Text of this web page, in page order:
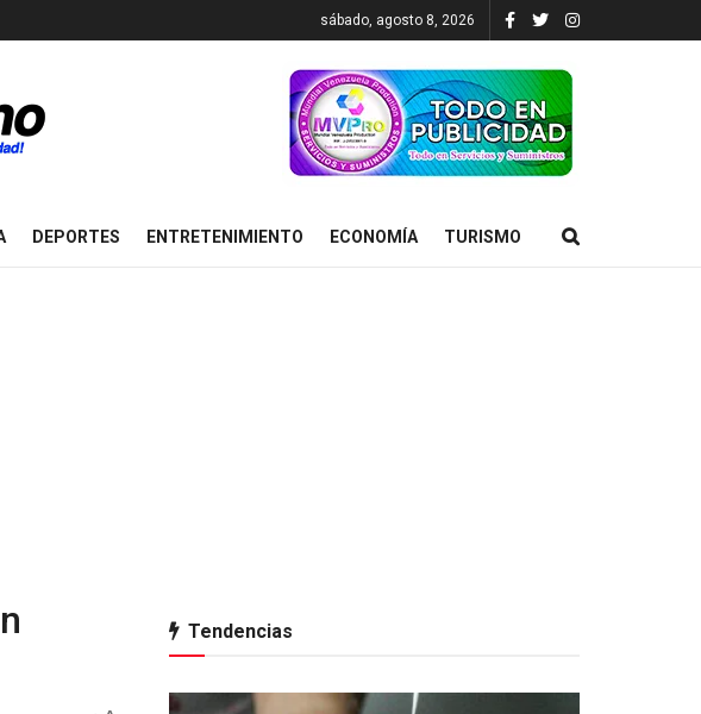
sábado, agosto 8, 2026
DEPORTES ENTRETENIMIENTO ECONOMÍA TURISMO
Tendencias